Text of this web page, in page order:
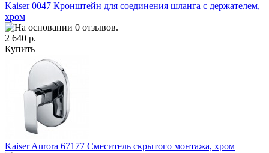
Kaiser 0047 Кронштейн для соединения шланга с держателем,
хром
2 640 р.
Купить
Kaiser Aurora 67177 Смеситель скрытого монтажа, хром